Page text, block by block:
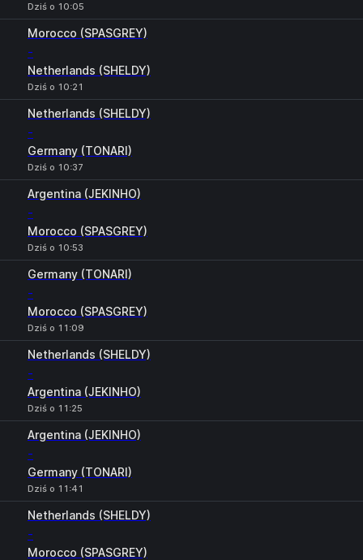
Dziś o 10:05
Morocco (SPASGREY)
-
Netherlands (SHELDY)
Dziś o 10:21
Netherlands (SHELDY)
-
Germany (TONARI)
Dziś o 10:37
Argentina (JEKINHO)
-
Morocco (SPASGREY)
Dziś o 10:53
Germany (TONARI)
-
Morocco (SPASGREY)
Dziś o 11:09
Netherlands (SHELDY)
-
Argentina (JEKINHO)
Dziś o 11:25
Argentina (JEKINHO)
-
Germany (TONARI)
Dziś o 11:41
Netherlands (SHELDY)
-
Morocco (SPASGREY)